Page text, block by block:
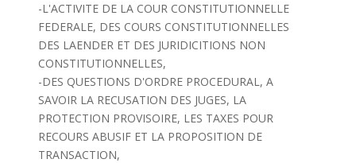
-L'ACTIVITE DE LA COUR CONSTITUTIONNELLE
FEDERALE, DES COURS CONSTITUTIONNELLES
DES LAENDER ET DES JURIDICITIONS NON
CONSTITUTIONNELLES,
-DES QUESTIONS D'ORDRE PROCEDURAL, A
SAVOIR LA RECUSATION DES JUGES, LA
PROTECTION PROVISOIRE, LES TAXES POUR
RECOURS ABUSIF ET LA PROPOSITION DE
TRANSACTION,